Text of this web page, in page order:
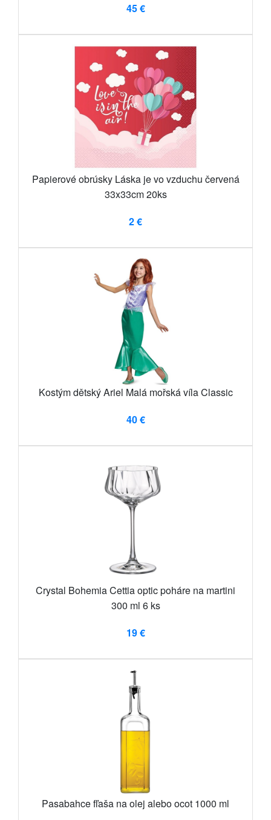
45 €
Papierové obrúsky Láska je vo vzduchu červená
33x33cm 20ks
2 €
Kostým dětský Ariel Malá mořská víla Classic
40 €
Crystal Bohemia Cettia optic poháre na martini
300 ml 6 ks
19 €
Pasabahce fľaša na olej alebo ocot 1000 ml